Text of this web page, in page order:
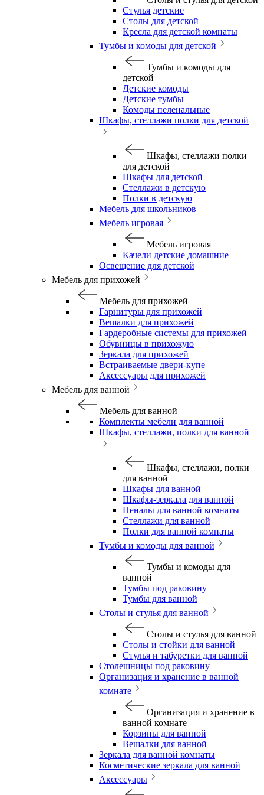
Стулья детские
Столы для детской
Кресла для детской комнаты
Тумбы и комоды для детской
Тумбы и комоды для
детской
Детские комоды
Детские тумбы
Комоды пеленальные
Шкафы, стеллажи полки для детской
Шкафы, стеллажи полки
для детской
Шкафы для детской
Стеллажи в детскую
Полки в детскую
Мебель для школьников
Мебель игровая
Мебель игровая
Качели детские домашние
Освещение для детской
Мебель для прихожей
Мебель для прихожей
Гарнитуры для прихожей
Вешалки для прихожей
Гардеробные системы для прихожей
Обувницы в прихожую
Зеркала для прихожей
Встраиваемые двери-купе
Аксессуары для прихожей
Мебель для ванной
Мебель для ванной
Комплекты мебели для ванной
Шкафы, стеллажи, полки для ванной
Шкафы, стеллажи, полки
для ванной
Шкафы для ванной
Шкафы-зеркала для ванной
Пеналы для ванной комнаты
Стеллажи для ванной
Полки для ванной комнаты
Тумбы и комоды для ванной
Тумбы и комоды для
ванной
Тумбы под раковину
Тумбы для ванной
Столы и стулья для ванной
Столы и стулья для ванной
Столы и стойки для ванной
Стулья и табуретки для ванной
Столешницы под раковину
Организация и хранение в ванной
комнате
Организация и хранение в
ванной комнате
Корзины для ванной
Вешалки для ванной
Зеркала для ванной комнаты
Косметические зеркала для ванной
Аксессуары